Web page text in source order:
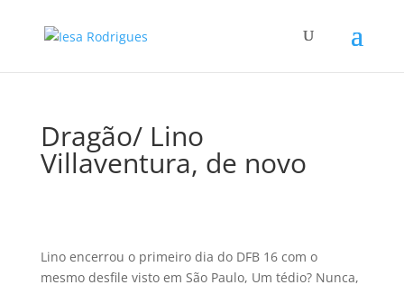
Dragão/ Lino
Villaventura, de novo
Lino encerrou o primeiro dia do DFB 16 com o
mesmo desfile visto em São Paulo, Um tédio? Nunca,